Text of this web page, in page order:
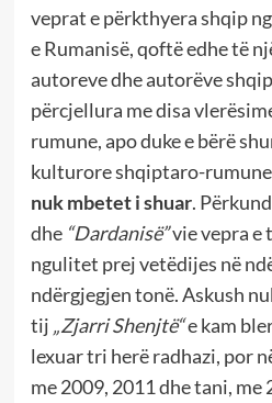
veprat e përkthyera shqip
e Rumanisë, qoftë edhe të
autoreve dhe autorëve
përcjellura me disa
rumune, apo duke e bërë
kulturore shqiptaro-
nuk mbetet i shuar.
dhe “Dardanisë”vie vepra e
ngulitet prej vetëdijes në
ndërgjegjen tonë. Askush
tij „Zjarri Shenjtë“e kam
lexuar tri herë radhazi, por
me 2009, 2011 dhe tani, me